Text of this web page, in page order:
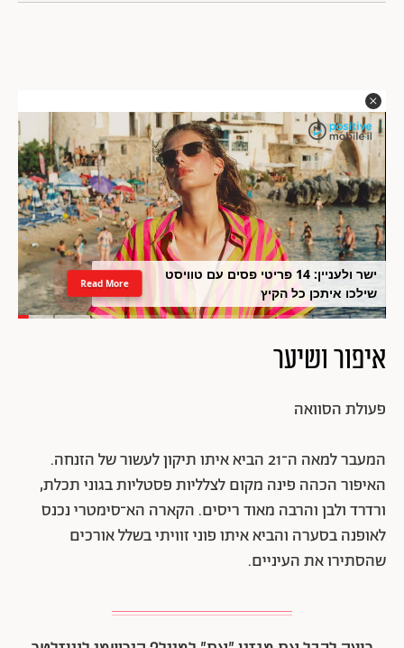
ישר ולעניין: 14 פריטי פסים עם טוויסט
שילכו איתכן כל הקיץ
Read More
איפור ושיער
פעולת הסוואה
המעבר למאה ה־21 הביא איתו תיקון לעשור של הזנחה.
האיפור הכהה פינה מקום לצלליות פסטליות בגוני תכלת,
ורדרד ולבן והרבה מאוד ריסים. הקארה הא־סימטרי נכנס
לאופנה בסערה והביא איתו פוני זוויתי בשלל אורכים
שהסתירו את העיניים.